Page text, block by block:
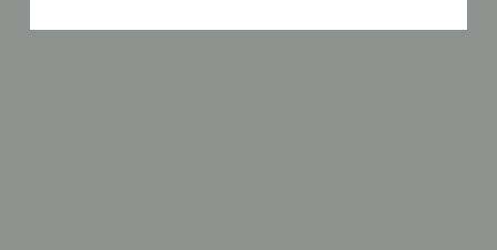
092 Ft.